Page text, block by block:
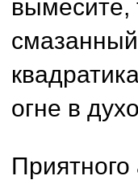
вымесите,
огне в
Приятного